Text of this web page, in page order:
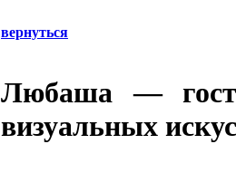
вернуться
Любаша —
визуальных